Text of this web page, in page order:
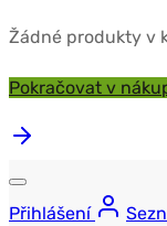
Žádné produkty v
Pokračovat v
Přihlášení